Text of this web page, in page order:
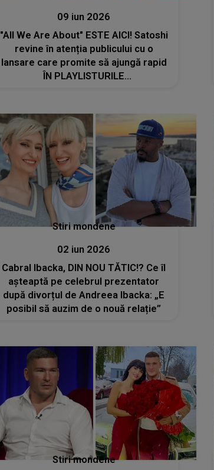
09 iun 2026
"All We Are About" ESTE AICI! Satoshi
revine în atenția publicului cu o
lansare care promite să ajungă rapid
ÎN PLAYLISTURILE
dorință puternică de a cânta ceva
simplu și înălțător"
Stiri mondene
02 iun 2026
Cabral Ibacka, DIN NOU TĂTIC!? Ce îl
așteaptă pe celebrul prezentator
după divorțul de Andreea Ibacka: „E
posibil să auzim de o nouă relație”
Stiri mondene